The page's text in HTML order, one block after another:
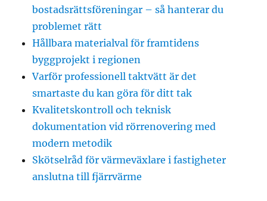
bostadsrättsföreningar – så hanterar du
problemet rätt
Hållbara materialval för framtidens
byggprojekt i regionen
Varför professionell taktvätt är det
smartaste du kan göra för ditt tak
Kvalitetskontroll och teknisk
dokumentation vid rörrenovering med
modern metodik
Skötselråd för värmeväxlare i fastigheter
anslutna till fjärrvärme